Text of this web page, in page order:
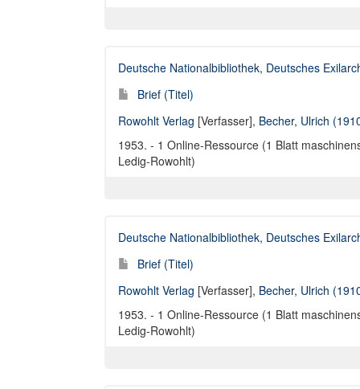
Deutsche Nationalbibliothek, Deutsches
Brief (Titel)
Rowohlt Verlag [Verfasser], Becher, Ulrich
1953. - 1 Online-Ressource (1 Blatt
Ledig-Rowohlt)
Deutsche Nationalbibliothek, Deutsches
Brief (Titel)
Rowohlt Verlag [Verfasser], Becher, Ulrich
1953. - 1 Online-Ressource (1 Blatt
Ledig-Rowohlt)